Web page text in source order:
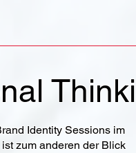
Identity Sessions im
zum anderen der Blick